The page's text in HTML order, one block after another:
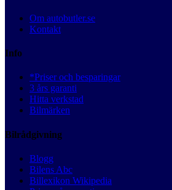
Om autobutler.se
Kontakt
Info
*Priser och besparingar
3 års garanti
Hitta verkstad
Bilmärken
Bilrådgivning
Blogg
Bilens Abc
Billexikon Wikipedia